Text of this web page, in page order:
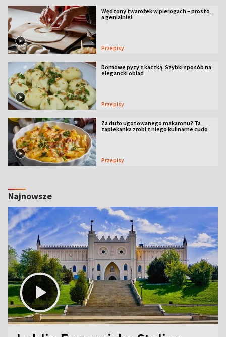
Wędzony twarożek w pierogach – prosto,
a genialnie!
Przepisy
Domowe pyzy z kaczką. Szybki sposób na
elegancki obiad
Przepisy
Za dużo ugotowanego makaronu? Ta
zapiekanka zrobi z niego kulinarne cudo
Przepisy
Najnowsze